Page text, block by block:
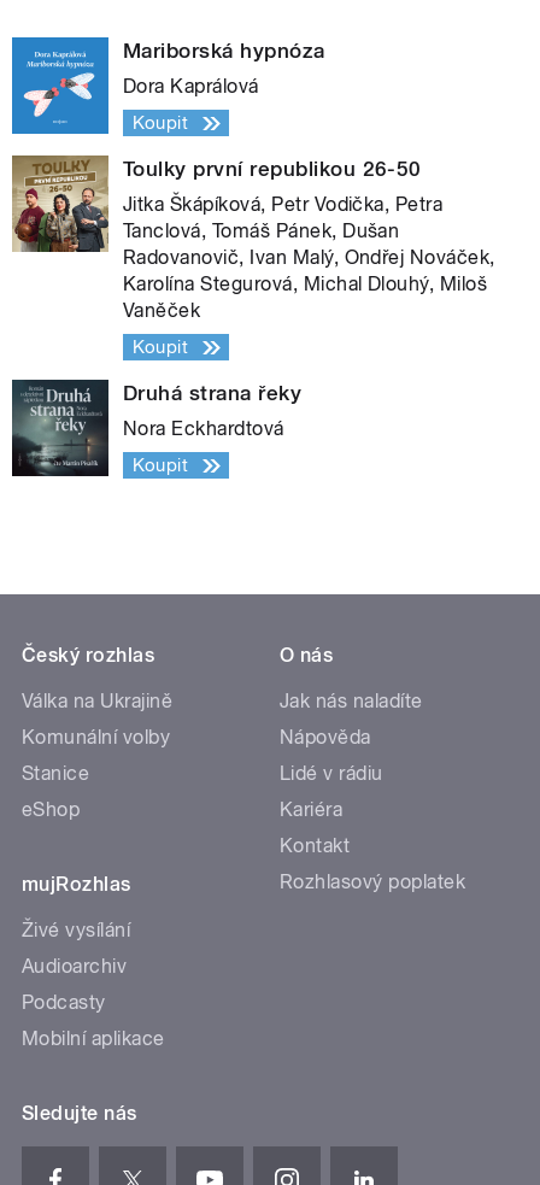
Mariborská hypnóza
Dora Kaprálová
Koupit
Toulky první republikou 26-50
Jitka Škápíková, Petr Vodička, Petra
Tanclová, Tomáš Pánek, Dušan
Radovanovič, Ivan Malý, Ondřej Nováček,
Karolína Stegurová, Michal Dlouhý, Miloš
Vaněček
Koupit
Druhá strana řeky
Nora Eckhardtová
Koupit
Český rozhlas
Válka na Ukrajině
Komunální volby
Stanice
eShop
mujRozhlas
Živé vysílání
Audioarchiv
Podcasty
Mobilní aplikace
O nás
Jak nás naladíte
Nápověda
Lidé v rádiu
Kariéra
Kontakt
Rozhlasový poplatek
Sledujte nás